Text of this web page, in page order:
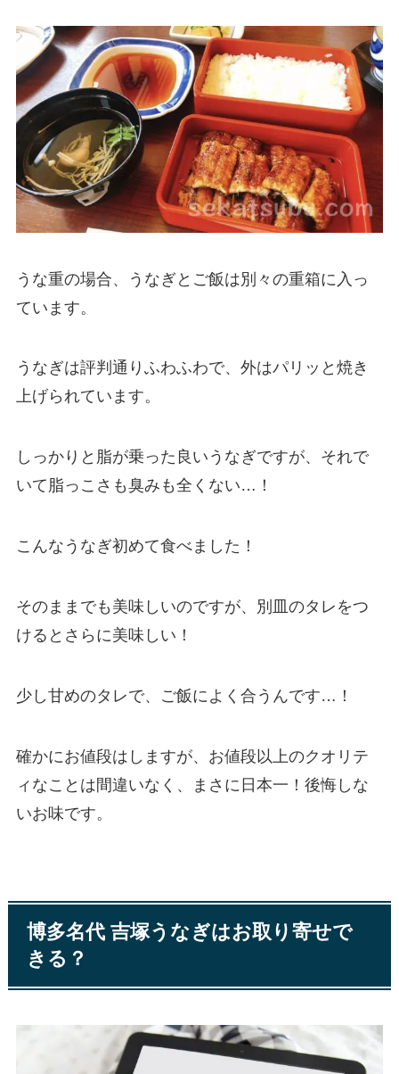
うな重の場合、うなぎとご飯は別々の重箱に入っ
ています。
うなぎは評判通りふわふわで、外はパリッと焼き
上げられています。
しっかりと脂が乗った良いうなぎですが、それで
いて脂っこさも臭みも全くない…！
こんなうなぎ初めて食べました！
そのままでも美味しいのですが、別皿のタレをつ
けるとさらに美味しい！
少し甘めのタレで、ご飯によく合うんです…！
確かにお値段はしますが、お値段以上のクオリテ
ィなことは間違いなく、まさに日本一！後悔しな
いお味です。
博多名代 吉塚うなぎはお取り寄せで
きる？